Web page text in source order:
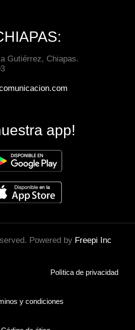
Gutiérrez, Chiapas.
app!
Powered by Freepi Inc
Polìtica de privacidad
y condiciones